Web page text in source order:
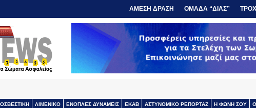
ΑΜΕΣΗ ΔΡΑΣΗ ΟΜΑΔΑ “ΔΙΑΣ”
ΛΙΜΕΝΙΚΟ ΕΝΟΠΛΕΣ ΔΥΝΑΜΕΙΣ ΕΚΑΒ ΑΣΤΥΝΟΜΙΚΟ ΡΕΠΟΡΤΑΖ Η ΦΩΝΗ ΣΟΥ